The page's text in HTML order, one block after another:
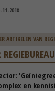
11-2018
ARTIKELEN VAN
en